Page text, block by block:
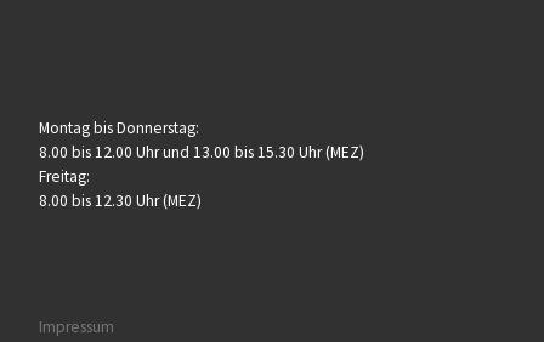
Montag bis Donnerstag:
8.00 bis 12.00 Uhr und 13.00 bis 15.30 Uhr (MEZ)
Freitag:
8.00 bis 12.30 Uhr (MEZ)
Impressum